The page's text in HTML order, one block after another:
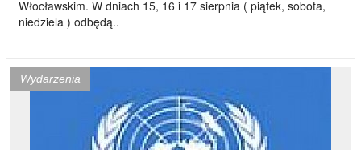
Włocławskim. W dniach 15, 16 i 17 sierpnia ( piątek, sobota,
niedziela ) odbędą..
Wydarzenia